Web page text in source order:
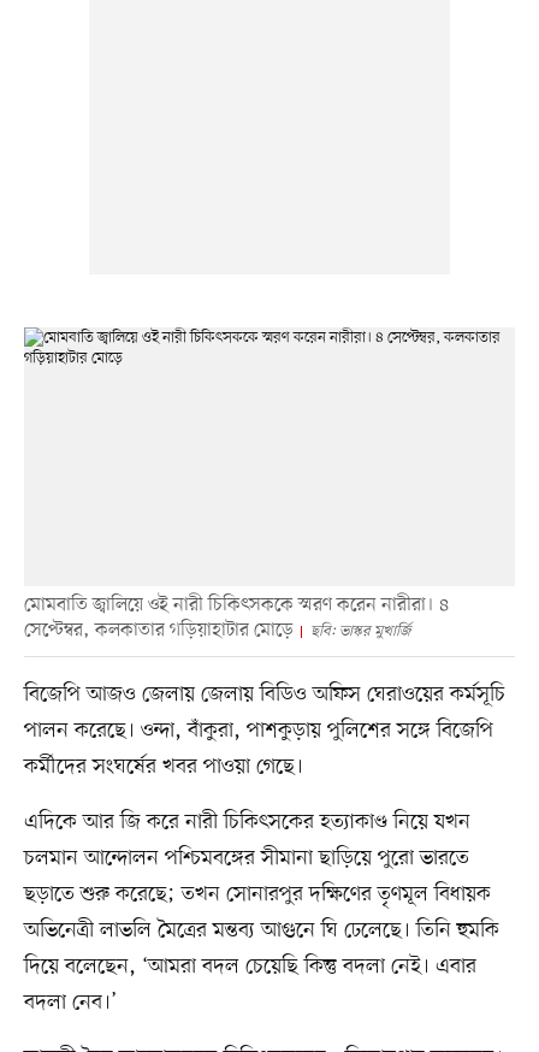
মোমবাতি জ্বালিয়ে ওই নারী চিকিৎসককে স্মরণ করেন নারীরা। ৪
সেপ্টেম্বর, কলকাতার গড়িয়াহাটার মোড়ে
ছবি: ভাস্কর মুখার্জি
বিজেপি আজও জেলায় জেলায় বিডিও অফিস ঘেরাওয়ের কর্মসূচি
পালন করেছে। ওন্দা, বাঁকুরা, পাশকুড়ায় পুলিশের সঙ্গে বিজেপি
কর্মীদের সংঘর্ষের খবর পাওয়া গেছে।
এদিকে আর জি করে নারী চিকিৎসকের হত্যাকাণ্ড নিয়ে যখন
চলমান আন্দোলন পশ্চিমবঙ্গের সীমানা ছাড়িয়ে পুরো ভারতে
ছড়াতে শুরু করেছে; তখন সোনারপুর দক্ষিণের তৃণমূল বিধায়ক
অভিনেত্রী লাভলি মৈত্রের মন্তব্য আগুনে ঘি ঢেলেছে। তিনি হুমকি
দিয়ে বলেছেন, ‘আমরা বদল চেয়েছি কিন্তু বদলা নেই। এবার
বদলা নেব।’